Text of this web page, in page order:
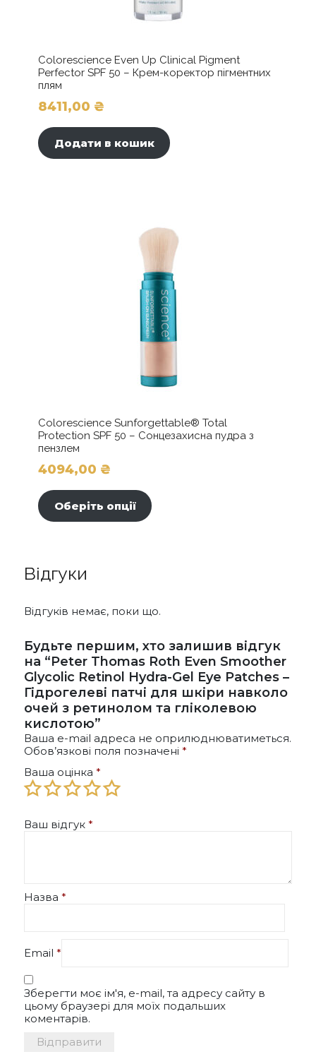
Colorescience Even Up Clinical Pigment
Perfector SPF 50 – Крем-коректор пігментних
плям
8411,00 ₴
Додати в кошик
Colorescience Sunforgettable® Total
Protection SPF 50 – Сонцезахисна пудра з
пензлем
4094,00 ₴
Оберіть опції
на
товару
Відгуки
Відгуків немає, поки що.
Будьте першим, хто залишив відгук
на “Peter Thomas Roth Even Smoother
Glycolic Retinol Hydra-Gel Eye Patches –
Гідрогелеві патчі для шкіри навколо
очей з ретинолом та гліколевою
кислотою”
Ваша e-mail адреса не оприлюднюватиметься.
Обов’язкові поля позначені *
Ваша оцінка *
Ваш відгук *
Назва *
Email *
Зберегти моє ім'я, e-mail, та адресу сайту в
цьому браузері для моїх подальших
коментарів.